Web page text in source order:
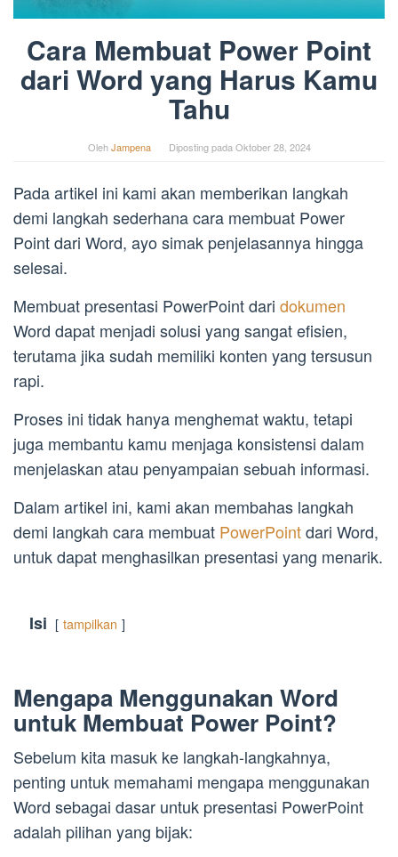
Cara Membuat Power Point
dari Word yang Harus Kamu
Tahu
OlehJampena Diposting pada Oktober 28, 2024
Pada artikel ini kami akan memberikan langkah
demi langkah sederhana cara membuat Power
Point dari Word, ayo simak penjelasannya hingga
selesai.
Membuat presentasi PowerPoint dari dokumen
Word dapat menjadi solusi yang sangat efisien,
terutama jika sudah memiliki konten yang tersusun
rapi.
Proses ini tidak hanya menghemat waktu, tetapi
juga membantu kamu menjaga konsistensi dalam
menjelaskan atau penyampaian sebuah informasi.
Dalam artikel ini, kami akan membahas langkah
demi langkah cara membuat PowerPointdari Word,
untuk dapat menghasilkan presentasi yang menarik.
Isi tampilkan
Mengapa Menggunakan Word
untuk Membuat Power Point?
Sebelum kita masuk ke langkah-langkahnya,
penting untuk memahami mengapa menggunakan
Word sebagai dasar untuk presentasi PowerPoint
adalah pilihan yang bijak: